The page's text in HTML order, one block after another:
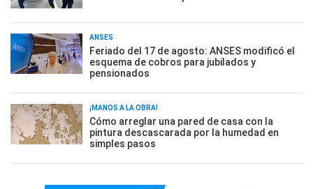
ANSES
Feriado del 17 de agosto: ANSES modificó el
esquema de cobros para jubilados y
pensionados
¡MANOS A LA OBRA!
Cómo arreglar una pared de casa con la
pintura descascarada por la humedad en
simples pasos